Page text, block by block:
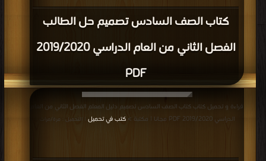
كتاب الصف السادس تصميم حل الطالب
الفصل الثاني من العام الدراسي 2019/2020
PDF
قراءة و تحميل كتاب كتاب الصف السادس تصميم دليل المعلم الفصل الثاني من العام
الدراسي 2019/2020 PDF مجانا | مكتبة >
كتب في تحميل | التحميل : مرة/مرات